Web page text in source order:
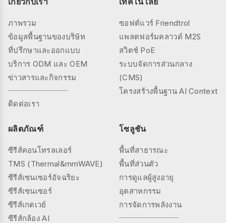
ภาพรวม
ข้อมูลพื้นฐานของบริษัท
ที่ปรึกษาและออกแบบ
บริการ ODM และ OEM
ข่าวสารและกิจกรรม
ติดต่อเรา
ซอฟต์แวร์ Friendtrol
แพลตฟอร์มคลาวด์ M2S
สวิตช์ PoE
ระบบจัดการส่วนกลาง
(CMS)
โครงสร้างพื้นฐาน AI Context
ผลิตภัณฑ์
ซีรีส์คอนโทรลเลอร์
TMS (Thermal&mmWAVE)
ซีรีส์เซนเซอร์อัจฉริยะ
ซีรีส์เซนเซอร์
ซีรีส์เกตเวย์
ซีรีส์กล้อง AI
โซลูชัน
พื้นที่สาธารณะ
พื้นที่ส่วนตัว
การดูแลผู้สูงอายุ
อุตสาหกรรม
การจัดการพลังงาน